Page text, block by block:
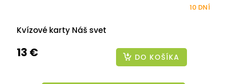
Kvízové karty Náš svet
10 DNÍ
13 € DO KOŠÍKA